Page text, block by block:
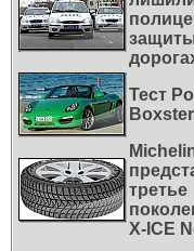
Тест
третье
X-ICE